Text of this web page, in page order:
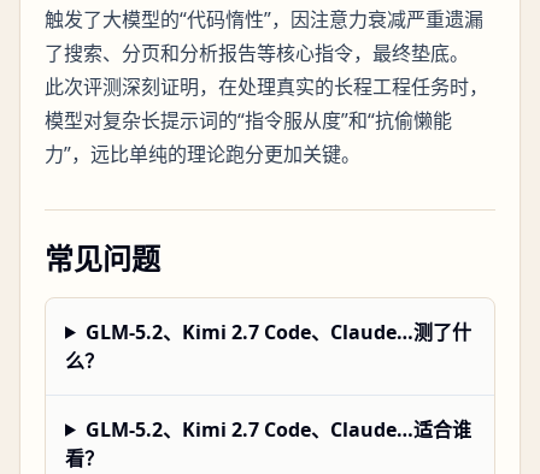
触发了大模型的“代码惰性”，因注意力衰减严重遗漏
了搜索、分页和分析报告等核心指令，最终垫底。
此次评测深刻证明，在处理真实的长程工程任务时，
模型对复杂长提示词的“指令服从度”和“抗偷懒能
力”，远比单纯的理论跑分更加关键。
常见问题
GLM-5.2、Kimi 2.7 Code、Claude…测了什
么？
GLM-5.2、Kimi 2.7 Code、Claude…适合谁
看？